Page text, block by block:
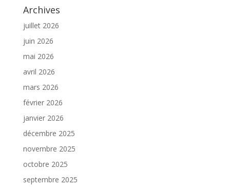
Archives
juillet 2026
juin 2026
mai 2026
avril 2026
mars 2026
février 2026
janvier 2026
décembre 2025
novembre 2025
octobre 2025
septembre 2025